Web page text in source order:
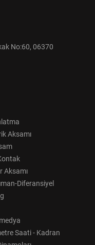
No:60, 06370
Aksamı
Aksamı
Diferansiyel
Saati - Kadran